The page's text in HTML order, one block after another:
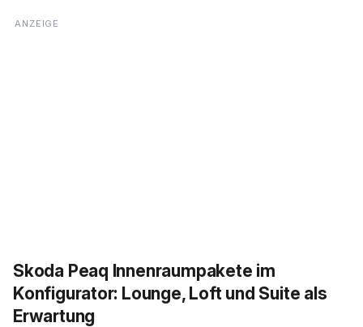
Skoda Peaq Innenraumpakete im
Konfigurator: Lounge, Loft und Suite als
Erwartung